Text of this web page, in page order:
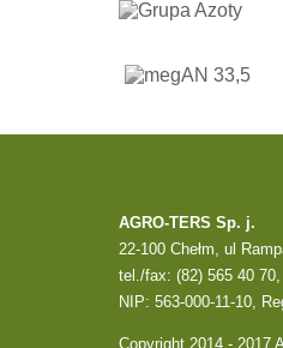
AGRO-TERS Sp. j.
22-100 Chełm, ul
tel./fax: (82) 565 40
NIP: 563-000-11-10,
Copyright 2014 - 2017